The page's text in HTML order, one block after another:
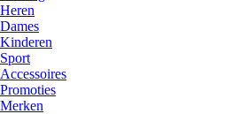
Heren
Dames
Kinderen
Sport
Accessoires
Promoties
Merken